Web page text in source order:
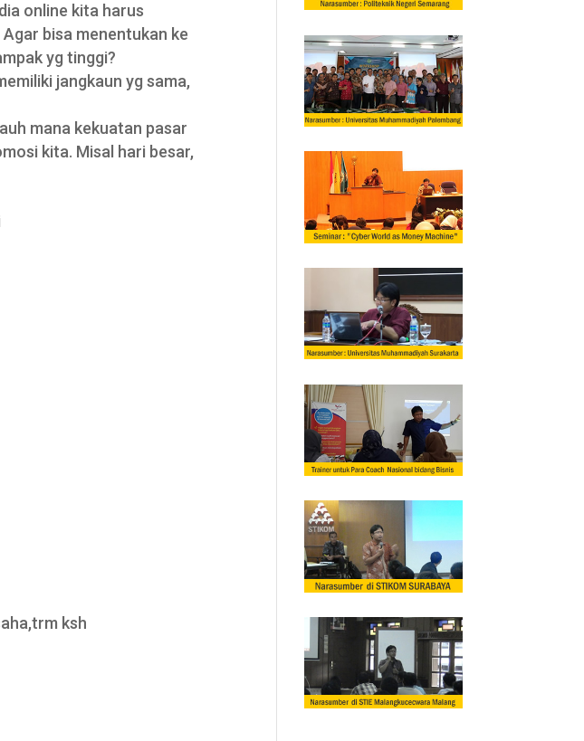
online kita harus
bisa menentukan ke
yg tinggi?
jangkaun yg sama,
mana kekuatan pasar
kita. Misal hari besar,
ksh